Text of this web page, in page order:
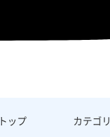
トップ カテゴ